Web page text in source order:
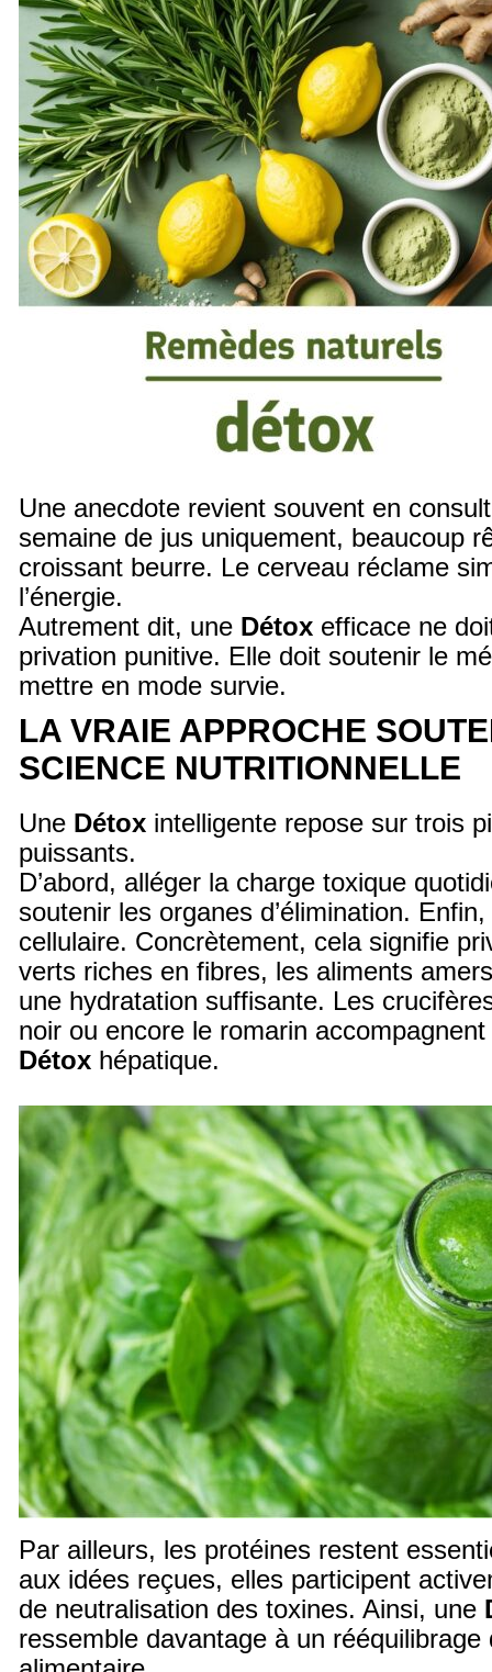
Une anecdote revient souvent en
semaine de jus uniquement, beaucoup
croissant beurre. Le cerveau réclame
l’énergie.
Autrement dit, une Détox efficace ne
privation punitive. Elle doit soutenir le
mettre en mode survie.
LA VRAIE APPROCHE
SCIENCE NUTRITIONNELLE
Une Détox intelligente repose sur trois
puissants.
D’abord, alléger la charge toxique
soutenir les organes d’élimination.
cellulaire. Concrètement, cela signifie
verts riches en fibres, les aliments
une hydratation suffisante. Les
noir ou encore le romarin
Détox hépatique.
Par ailleurs, les protéines restent
aux idées reçues, elles participent
de neutralisation des toxines. Ainsi, une
ressemble davantage à un rééquilibrage